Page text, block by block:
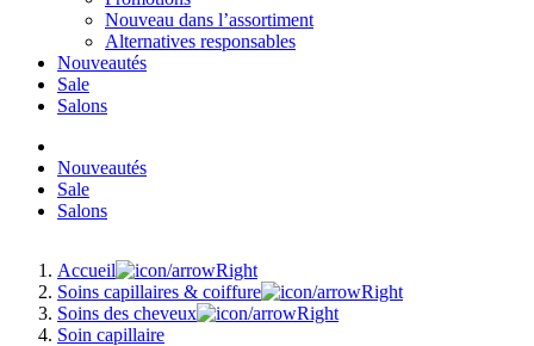
Nouveau dans l’assortiment
Alternatives responsables
Nouveautés
Sale
Salons
Nouveautés
Sale
Salons
Accueil
Soins capillaires & coiffure
Soins des cheveux
Soin capillaire